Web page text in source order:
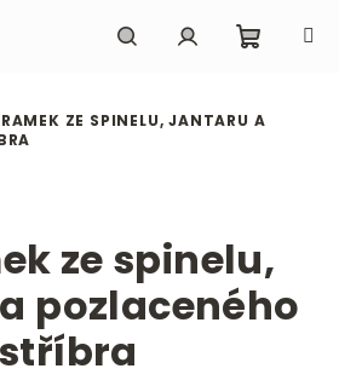
ZE SPINELU, JANTARU A
ze spinelu,
pozlaceného
stříbra